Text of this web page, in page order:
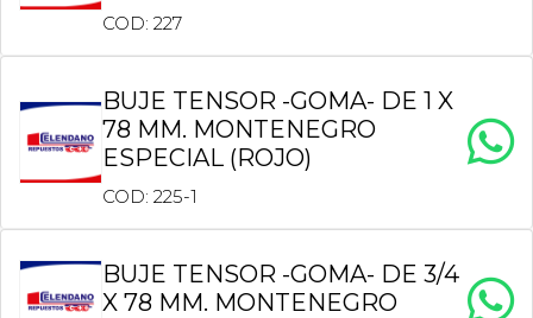
COD: 227
BUJE TENSOR -GOMA- DE 1 X
78 MM. MONTENEGRO
ESPECIAL (ROJO)
COD: 225-1
BUJE TENSOR -GOMA- DE 3/4
X 78 MM. MONTENEGRO